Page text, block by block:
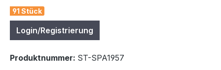
91 Stück
Login/Registrierung
Produktnummer: ST-SPA1957